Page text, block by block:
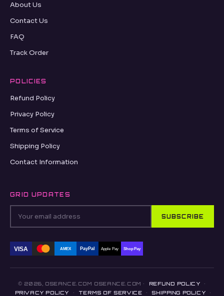
About Us
Contact Us
FAQ
Track Order
POLICIES
Refund Policy
Privacy Policy
Terms of Service
Shipping Policy
Contact Information
GRID UPDATES
SUBSCRIBE
VISA AMEX PayPal Apple Pay Shop Pay
© 2026, OSEANCE.COM OSEANCE.COM · REFUND POLICY
·
PRIVACY POLICY
· TERMS OF SERVICE · SHIPPING POLICY ·